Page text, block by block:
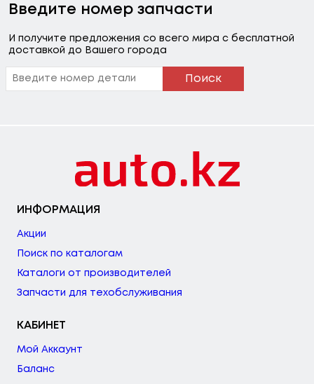
Введите номер запчасти
И получите предложения со всего мира с бесплатной
доставкой до Вашего города
Поиск
ИНФОРМАЦИЯ
Акции
Поиск по каталогам
Каталоги от производителей
Запчасти для техобслуживания
КАБИНЕТ
Мой Аккаунт
Баланс